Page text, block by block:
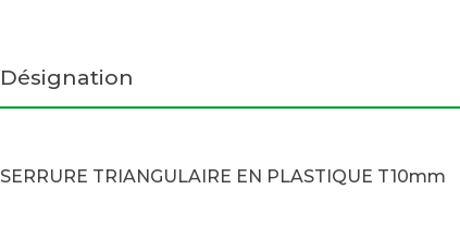
Désignation
SERRURE TRIANGULAIRE EN PLASTIQUE T10mm